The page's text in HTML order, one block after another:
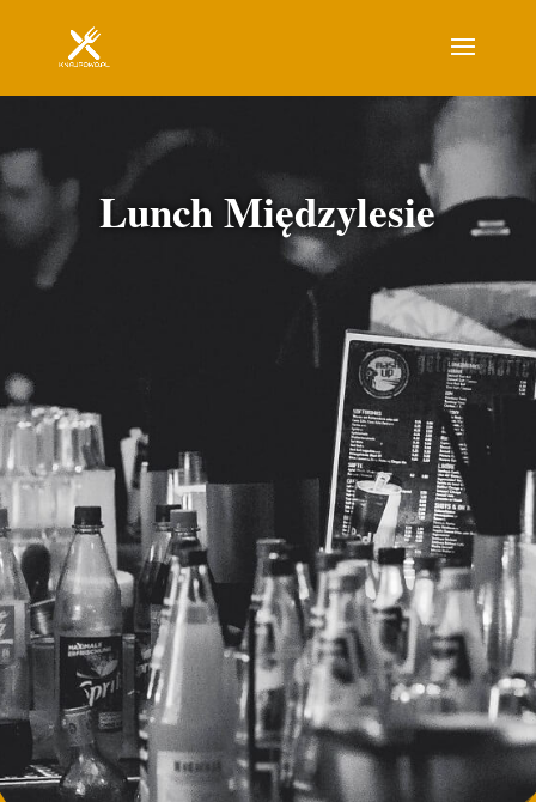
Lunch Międzylesie